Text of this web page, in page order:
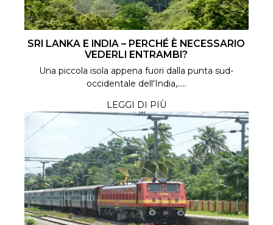
SRI LANKA E INDIA – PERCHÉ È NECESSARIO
VEDERLI ENTRAMBI?
Una piccola isola appena fuori dalla punta sud-
occidentale dell'India,.....
LEGGI DI PIÙ